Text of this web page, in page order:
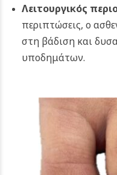
Λειτουργικός
περιπτώσεις, ο
στη βάδιση και
υποδημάτων.